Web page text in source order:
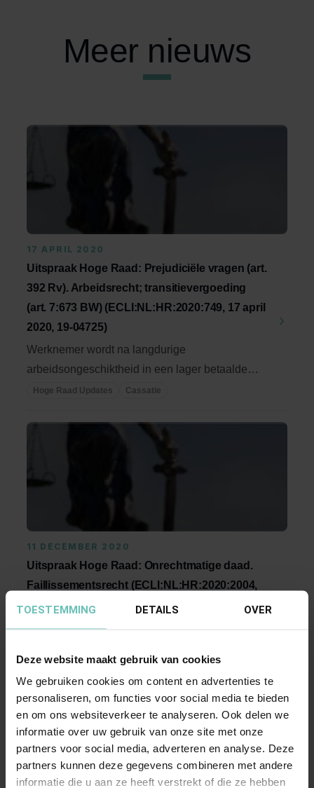
TOESTEMMING DETAILS OVER
Deze website maakt gebruik van cookies
We gebruiken cookies om content en advertenties te
personaliseren, om functies voor social media te bieden
en om ons websiteverkeer te analyseren. Ook delen we
informatie over uw gebruik van onze site met onze
partners voor social media, adverteren en analyse. Deze
partners kunnen deze gegevens combineren met andere
informatie die u aan ze heeft verstrekt of die ze hebben
Meer nieuws
17 APRIL 2020
Uitspraak Hoge Raad: Prejudiciële vragen (art.
392 Rv). Arbeidsrecht; transitievergoeding
(art. 7:673 BW) (ECLI:NL:HR:2020:749, 17 april
2020, 19-04725)
Werknemer wordt na langdurige
arbeidsongeschiktheid in een lager betaalde
functie herplaatst; ...
Hoge Raad Updates Cassatie
11 DECEMBER 2020
Uitspraak Hoge Raad: Onrechtmatige daad.
Faillissementsrecht (ECLI:NL:HR:2020:2004,
11 december 2020, 19/03248)
Is de schuldeiser die een faillissement uitlokt dat
...